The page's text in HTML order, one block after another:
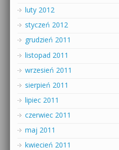
luty 2012
styczeń 2012
grudzień 2011
listopad 2011
wrzesień 2011
sierpień 2011
lipiec 2011
czerwiec 2011
maj 2011
kwiecień 2011